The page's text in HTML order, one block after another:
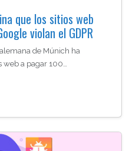
que los sitios web
violan el GDPR
de Múnich ha
a pagar 100…